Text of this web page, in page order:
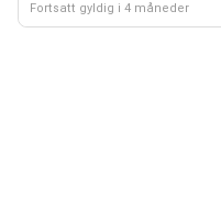
Fortsatt gyldig i 4 måneder